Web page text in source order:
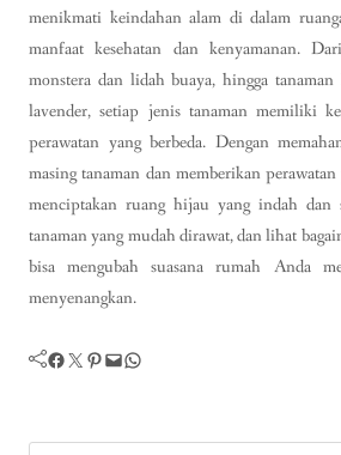
menikmati keindahan alam di dalam
manfaat kesehatan dan kenyamanan.
monstera dan lidah buaya, hingga
lavender, setiap jenis tanaman memiliki
perawatan yang berbeda. Dengan
masing tanaman dan memberikan
menciptakan ruang hijau yang indah dan
tanaman yang mudah dirawat, dan lihat
bisa mengubah suasana rumah Anda
menyenangkan.
Facebook Twitter Pinterest Mail WhatsApp